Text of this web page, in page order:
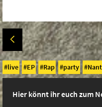
live EP Rap party
Hier könnt ihr euch zum